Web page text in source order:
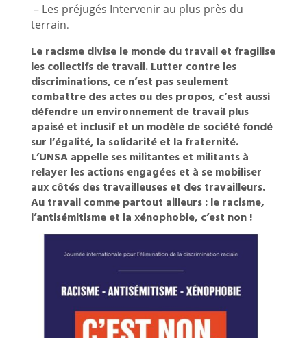
– Les préjugés Intervenir au plus près du
terrain.
Le racisme divise le monde du travail et fragilise
les collectifs de travail. Lutter contre les
discriminations, ce n’est pas seulement
combattre des actes ou des propos, c’est aussi
défendre un environnement de travail plus
apaisé et inclusif et un modèle de société fondé
sur l’égalité, la solidarité et la fraternité.
L’UNSA appelle ses militantes et militants à
relayer les actions engagées et à se mobiliser
aux côtés des travailleuses et des travailleurs.
Au travail comme partout ailleurs : le racisme,
l’antisémitisme et la xénophobie, c’est non !